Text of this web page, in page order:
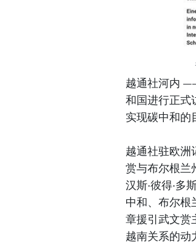
越通社河内
和国进行正式
实现碳中和的
越通社驻欧洲
赏与布尔根兰
汉斯·彼得·多
中和、布尔根
章援引武文赏
越南关系的动